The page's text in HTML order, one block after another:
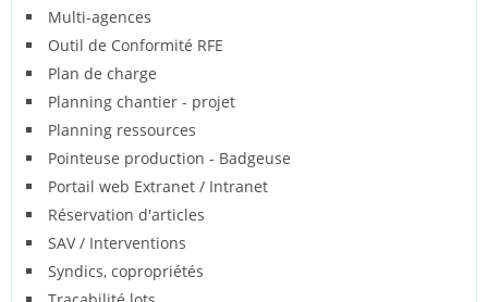
Multi-agences
Outil de Conformité RFE
Plan de charge
Planning chantier - projet
Planning ressources
Pointeuse production - Badgeuse
Portail web Extranet / Intranet
Réservation d'articles
SAV / Interventions
Syndics, copropriétés